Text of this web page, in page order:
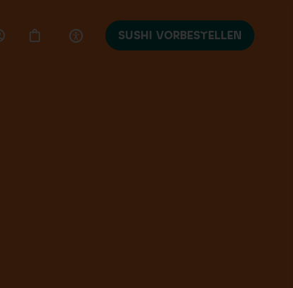
SUSHI VORBESTELLEN